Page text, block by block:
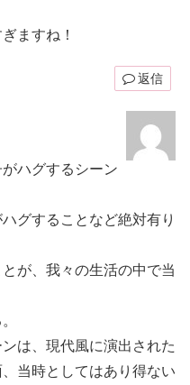
ますね！
返信
ハグするシーン
グすることなど絶対有り
が、我々の生活の中で当
は、現代風に演出された
当時としてはあり得ない